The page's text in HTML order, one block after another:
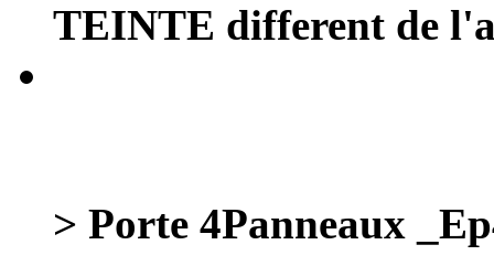
TEINTE different de
> Porte 4Panneaux